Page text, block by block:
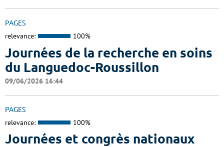
PAGES
relevance: 100%
Journées de la recherche en soins
du Languedoc-Roussillon
09/06/2026 16:44
PAGES
relevance: 100%
Journées et congrès nationaux